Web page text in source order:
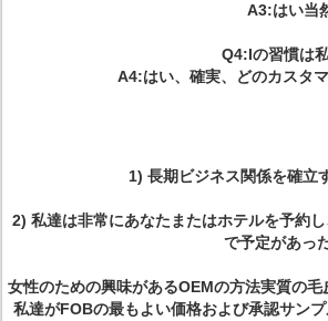
A3:はい当
Q4:Iの習慣は
A4:はい、確実、どのカスタ
1) 長期ビジネス関係を確立
2) 私達は非常にあなたまたはホテルを予約
で予定があっ
女性のための興味があるOEMの方法実質の
私達がFOBの最もよい価格および承認サン